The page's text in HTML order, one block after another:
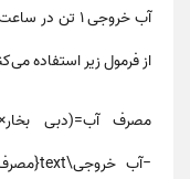
آب خروجی 1
از فرمول زیر استفاده
مصرف آب=(دبی